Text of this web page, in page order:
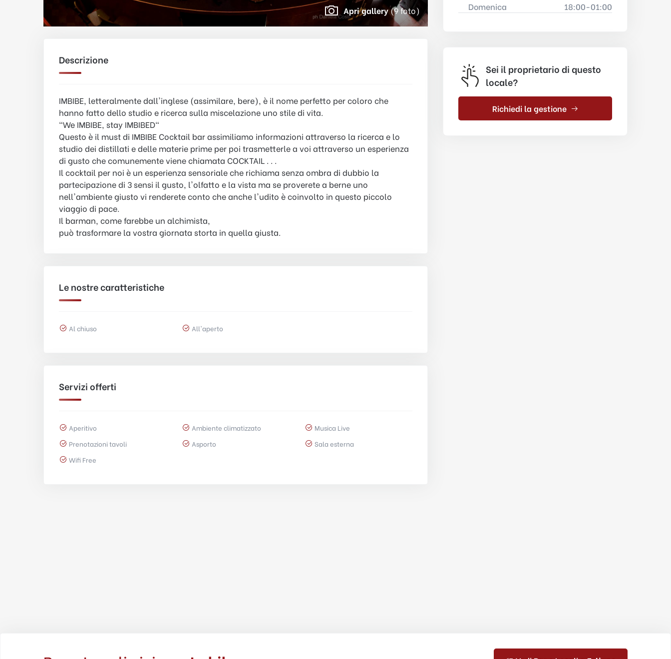
Apri gallery(9 foto)
Descrizione
IMBIBE, letteralmente dall'inglese (assimilare, bere), è il nome perfetto per coloro che
hanno fatto dello studio e ricerca sulla miscelazione uno stile di vita.
"We IMBIBE, stay IMBIBED"
Questo è il must di IMBIBE Cocktail bar assimiliamo informazioni attraverso la ricerca e lo
studio dei distillati e delle materie prime per poi trasmetterle a voi attraverso un esperienza
di gusto che comunemente viene chiamata COCKTAIL . . .
Il cocktail per noi è un esperienza sensoriale che richiama senza ombra di dubbio la
partecipazione di 3 sensi il gusto, l'olfatto e la vista ma se proverete a berne uno
nell'ambiente giusto vi renderete conto che anche l'udito è coinvolto in questo piccolo
viaggio di pace.
Il barman, come farebbe un alchimista,
può trasformare la vostra giornata storta in quella giusta.
Le nostre caratteristiche
Al chiuso All'aperto
Servizi offerti
Aperitivo Ambiente climatizzato
Musica Live
Prenotazioni tavoli
Asporto
Sala esterna
Wifi Free
Domenica
18:00-01:00
Sei il proprietario di questo
locale?
Richiedi la gestione